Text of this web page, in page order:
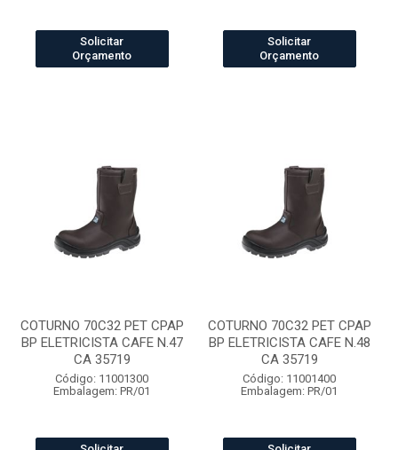
Solicitar
Orçamento
Solicitar
Orçamento
COTURNO 70C32 PET CPAP
BP ELETRICISTA CAFE N.47
CA 35719
Código: 11001300
Embalagem: PR/01
COTURNO 70C32 PET CPAP
BP ELETRICISTA CAFE N.48
CA 35719
Código: 11001400
Embalagem: PR/01